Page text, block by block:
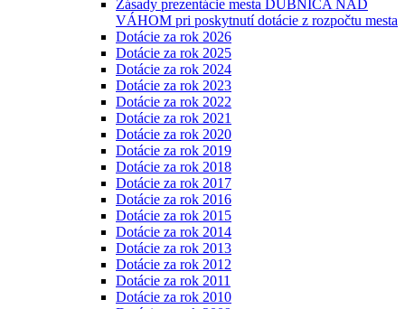
Zásady prezentácie mesta DUBNICA NAD
VÁHOM pri poskytnutí dotácie z rozpočtu mesta
Dotácie za rok 2026
Dotácie za rok 2025
Dotácie za rok 2024
Dotácie za rok 2023
Dotácie za rok 2022
Dotácie za rok 2021
Dotácie za rok 2020
Dotácie za rok 2019
Dotácie za rok 2018
Dotácie za rok 2017
Dotácie za rok 2016
Dotácie za rok 2015
Dotácie za rok 2014
Dotácie za rok 2013
Dotácie za rok 2012
Dotácie za rok 2011
Dotácie za rok 2010